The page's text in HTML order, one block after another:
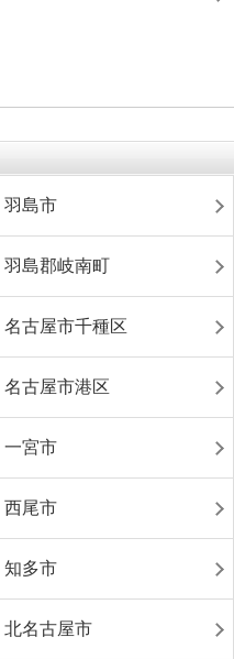
羽島市
羽島郡岐南町
名古屋市千種区
名古屋市港区
一宮市
西尾市
知多市
北名古屋市